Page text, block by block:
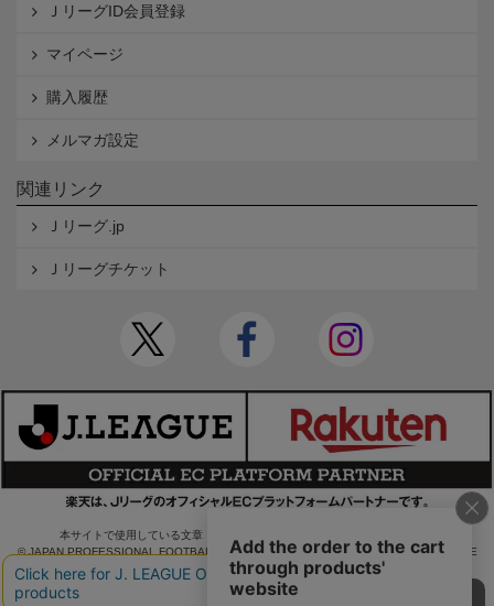
ＪリーグID会員登録
マイページ
購入履歴
メルマガ設定
関連リンク
Ｊリーグ.jp
Ｊリーグチケット
本サイトで使用している文章・画像等の無断での複製・転載を禁止します。
© JAPAN PROFESSIONAL FOOTBALL LEAGUE Rakuten Group, Inc. ALL RIGHTS RE
SERVED.